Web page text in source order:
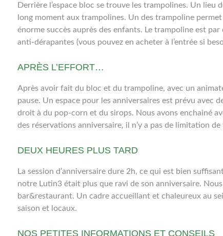
Derrière l’espace bloc se trouve les trampolines. Un lieu
long moment aux trampolines. Un des trampoline
énorme succès auprès des enfants. Le trampoline est
anti-dérapantes (vous pouvez en acheter à l’entrée si
APRÈS L’EFFORT…
Après avoir fait du bloc et du trampoline, avec un
pause. Un espace pour les anniversaires est prévu avec
droit à du pop-corn et du sirops. Nous avons enchainé
des réservations anniversaire, il n’y a pas de limitation
DEUX HEURES PLUS TARD
La session d’anniversaire dure 2h, ce qui est bien
notre Lutin3 était plus que ravi de son anniversaire.
bar&restaurant. Un cadre accueillant et chaleureux au
saison et locaux.
NOS PETITES INFORMATIONS ET CONSEILS